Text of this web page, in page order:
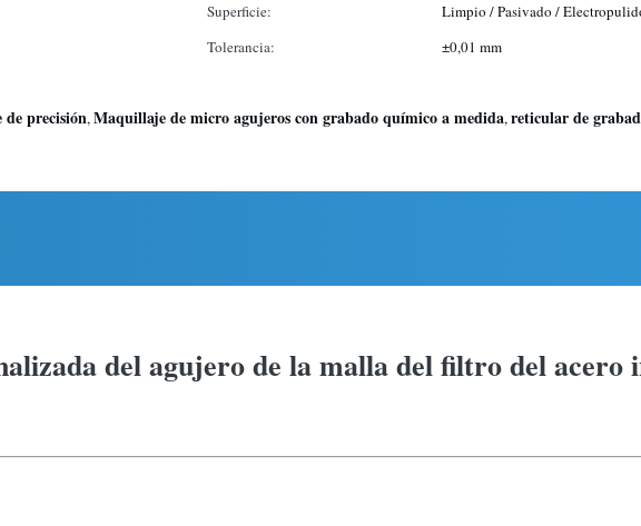
Superficie:
Limpio / Pasivado /
Tolerancia:
±0,01 mm
precisión,Maquillaje de micro agujeros con grabado químico a medida,reticular de
del agujero de la malla del filtro del acero